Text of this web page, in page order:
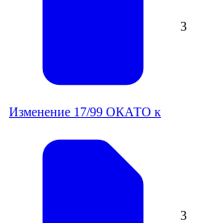
Изменение 17/99 ОКАТО к
3
3